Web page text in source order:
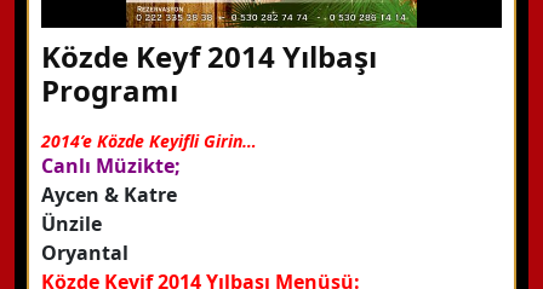
Közde Keyf 2014 Yılbaşı
Programı
2014’e Közde Keyifli Girin…
Canlı Müzikte;
Aycen & Katre
Ünzile
Oryantal
Közde Keyif 2014 Yılbaşı Menüsü: